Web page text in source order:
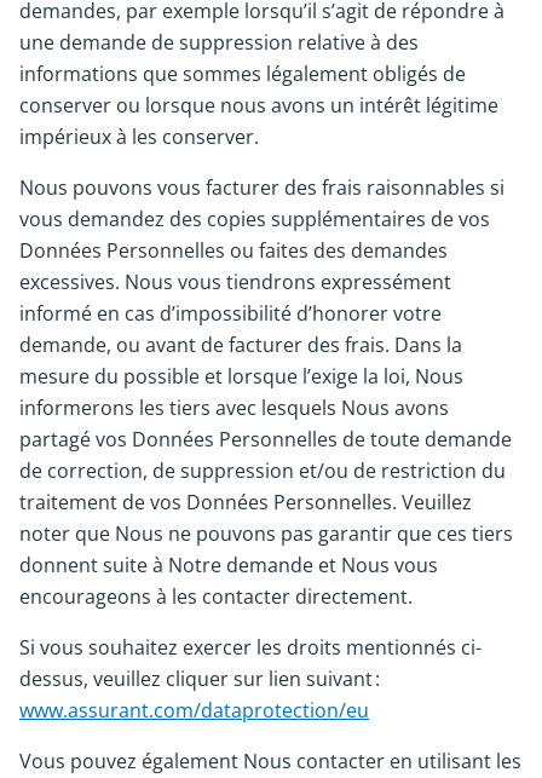
demandes, par exemple lorsqu’il s’agit de répondre à
une demande de suppression relative à des
informations que sommes légalement obligés de
conserver ou lorsque nous avons un intérêt légitime
impérieux à les conserver.
Nous pouvons vous facturer des frais raisonnables si
vous demandez des copies supplémentaires de vos
Données Personnelles ou faites des demandes
excessives. Nous vous tiendrons expressément
informé en cas d’impossibilité d’honorer votre
demande, ou avant de facturer des frais. Dans la
mesure du possible et lorsque l’exige la loi, Nous
informerons les tiers avec lesquels Nous avons
partagé vos Données Personnelles de toute demande
de correction, de suppression et/ou de restriction du
traitement de vos Données Personnelles. Veuillez
noter que Nous ne pouvons pas garantir que ces tiers
donnent suite à Notre demande et Nous vous
encourageons à les contacter directement.
Si vous souhaitez exercer les droits mentionnés ci-
dessus, veuillez cliquer sur lien suivant :
www.assurant.com/dataprotection/eu
Vous pouvez également Nous contacter en utilisant les